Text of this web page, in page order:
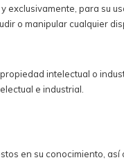
para su
o manipular cualquier
intelectual o
e industrial.
en su conocimiento,